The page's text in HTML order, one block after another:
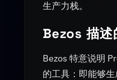
生产力栈。
Bezos 描述
Bezos 特意说明
的工具：即能够